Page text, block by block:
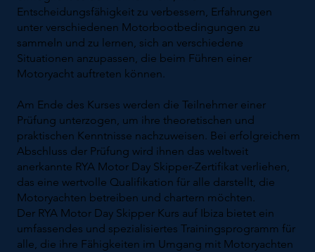
Entscheidungsfähigkeit zu verbessern, Erfahrungen
unter verschiedenen Motorbootbedingungen zu
sammeln und zu lernen, sich an verschiedene
Situationen anzupassen, die beim Führen einer
Motoryacht auftreten können.
Am Ende des Kurses werden die Teilnehmer einer
Prüfung unterzogen, um ihre theoretischen und
praktischen Kenntnisse nachzuweisen. Bei erfolgreichem
Abschluss der Prüfung wird ihnen das weltweit
anerkannte RYA Motor Day Skipper-Zertifikat verliehen,
das eine wertvolle Qualifikation für alle darstellt, die
Motoryachten betreiben und chartern möchten.
Der RYA Motor Day Skipper Kurs auf Ibiza bietet ein
umfassendes und spezialisiertes Trainingsprogramm für
alle, die ihre Fähigkeiten im Umgang mit Motoryachten